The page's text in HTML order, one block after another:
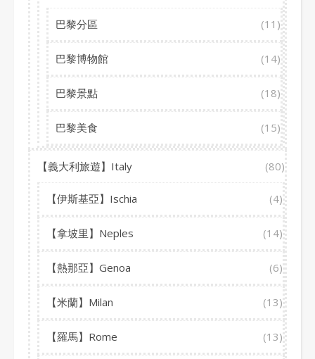
巴黎分區 (11)
巴黎博物館 (14)
巴黎景點 (18)
巴黎美食 (15)
【義大利旅遊】Italy (80)
【伊斯基亞】Ischia (4)
【拿坡里】Neples (14)
【熱那亞】Genoa (6)
【米蘭】Milan (13)
【羅馬】Rome (13)